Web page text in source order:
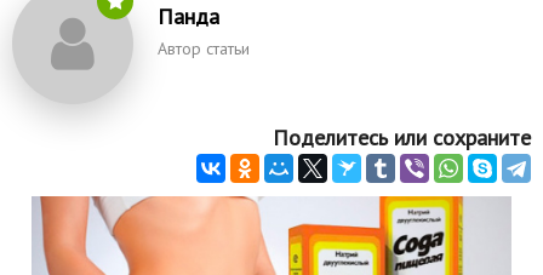
Панда
Автор статьи
Поделитесь или сохраните